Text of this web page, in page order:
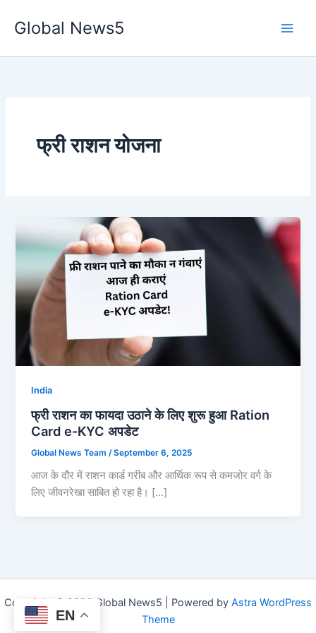
Global News5
फ्री राशन योजना
India
फ्री राशन का फायदा उठाने के लिए शुरू हुआ Ration
Card e-KYC अपडेट
Global News Team /September 6, 2025
आज के दौर में राशन कार्ड गरीब और आर्थिक रूप से कमजोर वर्ग के
लिए जीवनरेखा साबित हो रहा है। […]
Copyright © 2026 Global News5 | Powered by Astra WordPress
Theme
EN